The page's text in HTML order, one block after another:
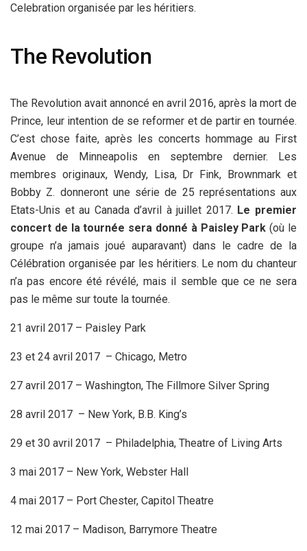
Celebration organisée par les héritiers.
The Revolution
The Revolution avait annoncé en avril 2016, après la mort de
Prince, leur intention de se reformer et de partir en tournée.
C’est chose faite, après les concerts hommage au First
Avenue de Minneapolis en septembre dernier. Les
membres originaux, Wendy, Lisa, Dr Fink, Brownmark et
Bobby Z. donneront une série de 25 représentations aux
Etats-Unis et au Canada d’avril à juillet 2017. Le premier
concert de la tournée sera donné à Paisley Park (où le
groupe n’a jamais joué auparavant) dans le cadre de la
Célébration organisée par les héritiers. Le nom du chanteur
n’a pas encore été révélé, mais il semble que ce ne sera
pas le même sur toute la tournée.
21 avril 2017 – Paisley Park
23 et 24 avril 2017 – Chicago, Metro
27 avril 2017 – Washington, The Fillmore Silver Spring
28 avril 2017 – New York, B.B. King’s
29 et 30 avril 2017 – Philadelphia, Theatre of Living Arts
3 mai 2017 – New York, Webster Hall
4 mai 2017 – Port Chester, Capitol Theatre
12 mai 2017 – Madison, Barrymore Theatre